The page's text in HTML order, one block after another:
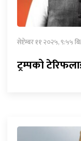
सेप्टेम्बर ११ २०२५, ९:५५
ट्रम्पको